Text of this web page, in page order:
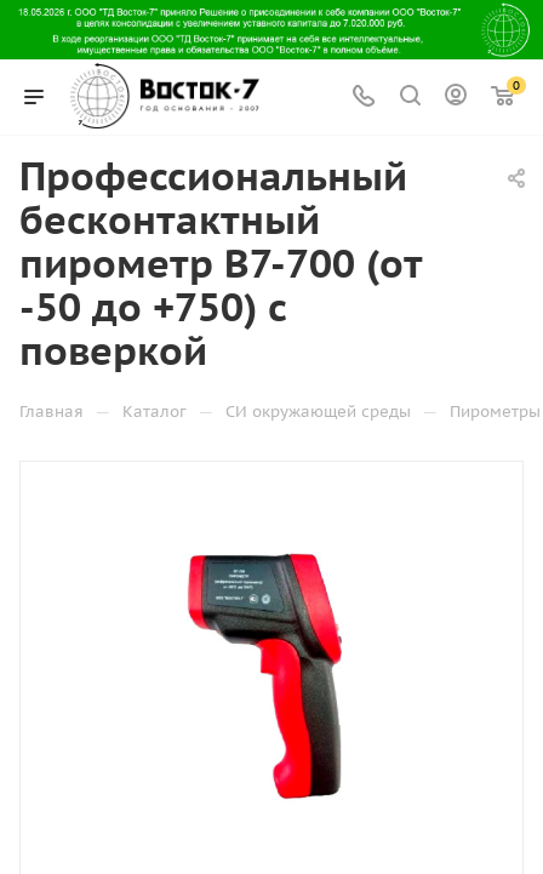
0
Профессиональный
бесконтактный
пирометр В7-700 (от
-50 до +750) с
поверкой
Главная — Каталог — СИ окружающей среды — Пирометры